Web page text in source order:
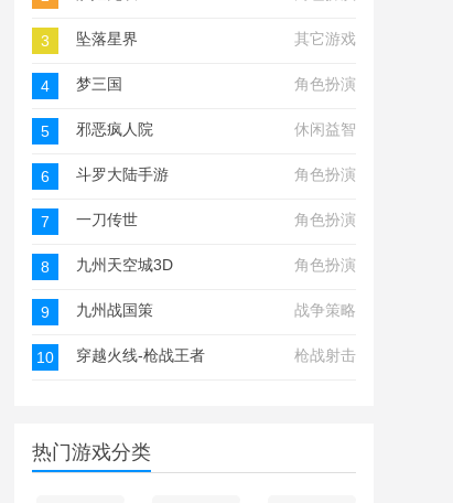
3 坠落星界 其它游戏
4 梦三国 角色扮演
5 邪恶疯人院 休闲益智
6 斗罗大陆手游 角色扮演
7 一刀传世 角色扮演
8 九州天空城3D 角色扮演
9 九州战国策 战争策略
10 穿越火线-枪战王者 枪战射击
热门游戏分类